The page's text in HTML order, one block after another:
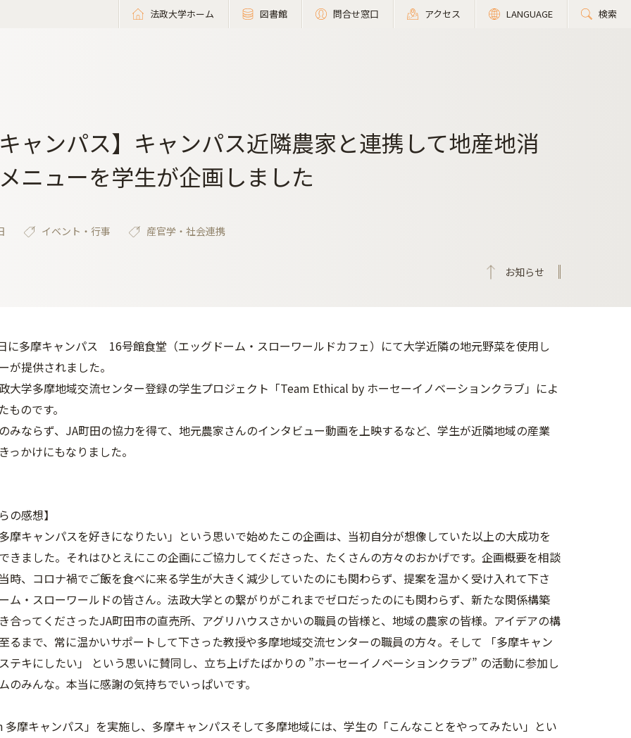
法政大学ホーム 図書館 問合せ窓口 アクセス LANGUAGE 検索
ャンパス】キャンパス近隣農家と連携して地産地消
ニューを学生が企画しました
イベント・行事 産官学・社会連携
お知らせ
に多摩キャンパス 16号館食堂（エッグドーム・スローワールドカフェ）にて大学近隣の地元野菜を使用し
が提供されました。
大学多摩地域交流センター登録の学生プロジェクト「Team Ethical by ホーセーイノベーションクラブ」によ
ものです。
みならず、JA町田の協力を得て、地元農家さんのインタビュー動画を上映するなど、学生が近隣地域の産業
っかけにもなりました。
の感想】
摩キャンパスを好きになりたい」という思いで始めたこの企画は、当初自分が想像していた以上の大成功を
きました。それはひとえにこの企画にご協力してくださった、たくさんの方々のおかげです。企画概要を相談
時、コロナ禍でご飯を食べに来る学生が大きく減少していたのにも関わらず、提案を温かく受け入れて下さ
ム・スローワールドの皆さん。法政大学との繋がりがこれまでゼロだったのにも関わらず、新たな関係構築
合ってくださったJA町田市の直売所、アグリハウスさかいの職員の皆様と、地域の農家の皆様。アイデアの構
るまで、常に温かいサポートして下さった教授や多摩地域交流センターの職員の方々。そして 「多摩キャン
テキにしたい」 という思いに賛同し、立ち上げたばかりの ”ホーセーイノベーションクラブ” の活動に参加し
のみんな。本当に感謝の気持ちでいっぱいです。
摩キャンパス」を実施し、多摩キャンパスそして多摩地域には、学生の「こんなことをやってみたい」とい